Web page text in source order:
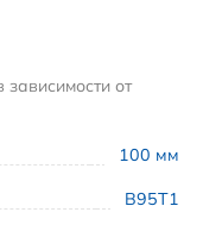
100 мм
В95Т1
зависимости от